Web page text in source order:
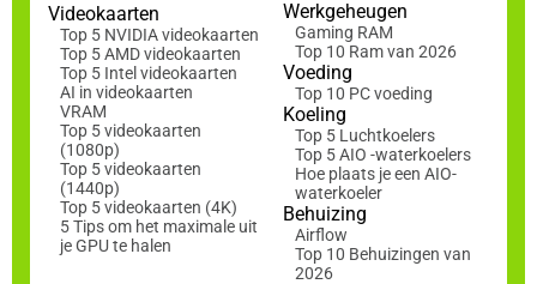
Videokaarten
Top 5 NVIDIA videokaarten
Top 5 AMD videokaarten
Top 5 Intel videokaarten
AI in videokaarten
VRAM
Top 5 videokaarten
(1080p)
Top 5 videokaarten
(1440p)
Top 5 videokaarten (4K)
5 Tips om het maximale uit
je GPU te halen
Werkgeheugen
Gaming RAM
Top 10 Ram van 2026
Voeding
Top 10 PC voeding
Koeling
Top 5 Luchtkoelers
Top 5 AIO -waterkoelers
Hoe plaats je een AIO-
waterkoeler
Behuizing
Airflow
Top 10 Behuizingen van
2026